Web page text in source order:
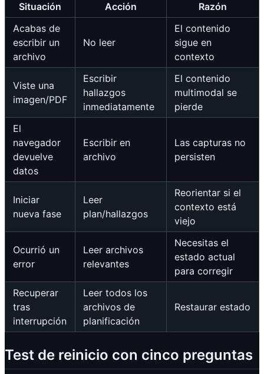
Situación Acción
Razón
Acabas de
escribir un
archivo
No leer
El contenido
sigue en
contexto
Viste una
imagen/PDF
Escribir
hallazgos
inmediatamente
El contenido
multimodal se
pierde
El
navegador
devuelve
datos
Escribir en
archivo
Las capturas no
persisten
Iniciar
nueva fase
Leer
plan/hallazgos
Reorientar si el
contexto está
viejo
Ocurrió un
error
Leer archivos
relevantes
Necesitas el
estado actual
para corregir
Recuperar
tras
interrupción
Leer todos los
archivos de
planificación
Restaurar estado
Test de reinicio con cinco preguntas